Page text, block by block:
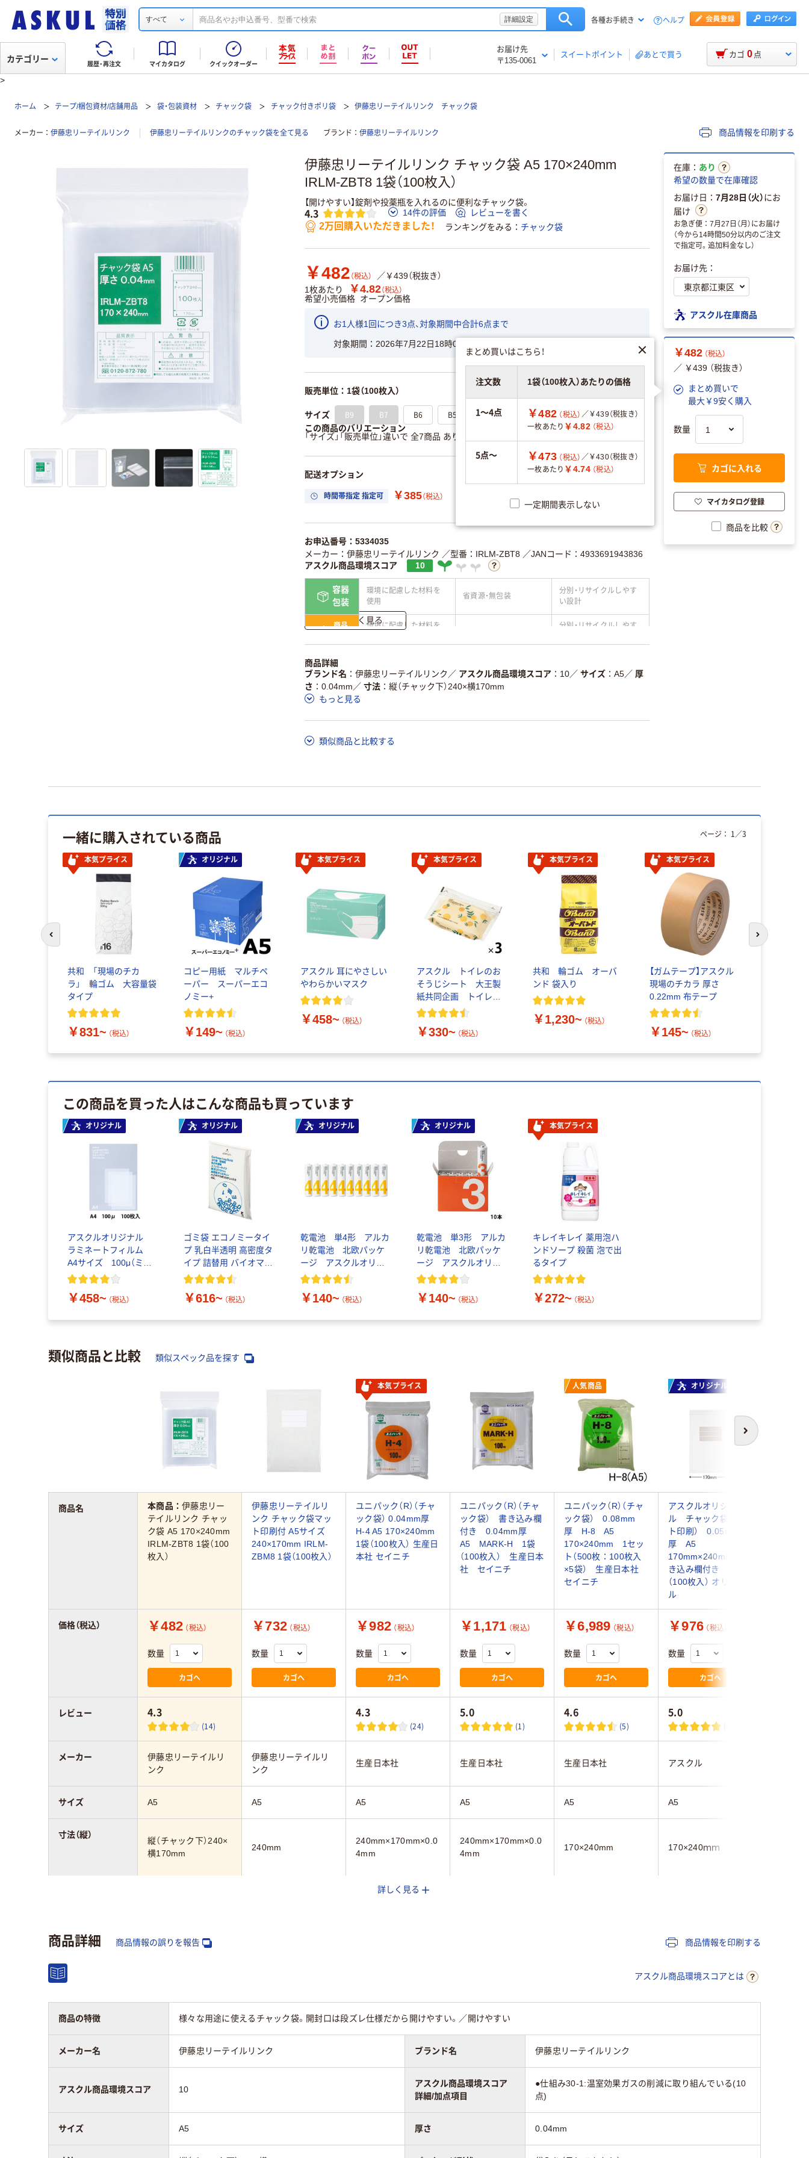
すべて 詳細設定 各種お手続き ヘルプ
履歴・再注文 マイカタログ クイックオーダー
お届け先
〒135-0061
スイートポイント あとで買う
カテゴリー カゴ 0 点
>
ホーム テープ/梱包資材/店舗用品 袋・包装資材 チャック袋 チャック付きポリ袋 伊藤忠リーテイルリンク チャック袋
メーカー 伊藤忠リーテイルリンク 伊藤忠リーテイルリンクのチャック袋を全て見る ブランド 伊藤忠リーテイルリンク 商品情報を印刷する
伊藤忠リーテイルリンク チャック袋 A5 170×240mm
IRLM-ZBT8 1袋（100枚入）
【開けやすい】錠剤や投薬瓶を入れるのに便利なチャック袋。
4.3 14件の評価 レビューを書く
2万回購入いただきました！ ランキングをみる チャック袋
￥482 （税込）
／￥439（税抜き）
1枚あたり
￥4.82（税込）
希望小売価格 オープン価格
お1人様1回につき3点、対象期間中合計6点まで
対象期間 2026年7月22日18時00分〜2026年7月29日23時59分
販売単位：1袋（100枚入）
サイズ B9 B7 B6 B5 A6 A4
この商品のバリエーション
「サイズ」「販売単位」違いで 全7商品 あります。
配送オプション
時間帯指定 指定可 ￥385（税込）
お申込番号：5334035
メーカー：伊藤忠リーテイルリンク ／型番：IRLM-ZBT8 ／JANコード：4933691943836
アスクル商品環境スコア
10
容器
包装
環境に配慮した材料を
使用
省資源・無包装
分別・リサイクルしやす
い設計
商品
環境に配慮した材料を
分別・リサイクルしやす
仕組
ある
ている
削減
この商品の環境配慮ポイントです。詳しくはページ下部の商品詳細「
ア詳細／加点項目
詳しく見る
商品詳細
ブランド名
伊藤忠リーテイルリンク ／ アスクル商品環境スコア 10／ サイズ A5／ 厚
さ
0.04mm ／ 寸法
縦（チャック下）240×横170mm
もっと見る
類似商品と比較する
在庫： あり
希望の数量で在庫確認
お届け日： 7月28日（火）にお
届け
お急ぎ便：7月27日（月）にお届け
（今から14時間50分以内のご注文
で指定可。追加料金なし）
お届け先：
アスクル在庫商品
￥482 （税込）
／ ￥439 （税抜き）
まとめ買いで
最大￥9安く購入
まとめ買いはこちら！
注文数 1袋（100枚入）あたりの価格
1～4点 ￥482 （税込） ／￥439（税抜き）
一枚あたり ￥4.82 （税込）
5点～ ￥473 （税込） ／￥430（税抜き）
一枚あたり ￥4.74 （税込）
一定期間表示しない
数量
カゴに入れる
マイカタログ登録
商品を比較
一緒に購入されている商品
本気プライス
共和 「現場のチカ
ラ」 輪ゴム 大容量袋
タイプ
￥831~ （税込）
オリジナル
コピー用紙 マルチペ
ーパー スーパーエコ
ノミー+
￥149~ （税込）
本気プライス
アスクル 耳にやさしい
やわらかいマスク
￥458~ （税込）
本気プライス
アスクル トイレのお
そうじシート 大王製
紙共同企画 トイレク
リーナー トイレシー
￥330~ （税込）
本気プライス
共和 輪ゴム オーバ
ンド 袋入り
￥1,230~ （税込）
本気プライス
【ガムテープ】アスクル
現場のチカラ 厚さ
0.22mm 布テープ
￥145~ （税込）
ページ： 1 ／3
次のスライド
この商品を買った人はこんな商品も買っています
オリジナル
アスクルオリジナル
ラミネートフィルム
A4サイズ 100μ（ミク
ロン）
￥458~ （税込）
オリジナル
ゴミ袋 エコノミータイ
プ 乳白半透明 高密度タ
イプ 詰替用 バイオマス
素材10％配合
￥616~ （税込）
オリジナル
乾電池 単4形 アルカ
リ乾電池 北欧パッケ
ージ アスクルオリジ
ナル
￥140~ （税込）
オリジナル
乾電池 単3形 アルカ
リ乾電池 北欧パッケ
ージ アスクルオリジ
ナル
￥140~ （税込）
本気プライス
キレイキレイ 薬用泡ハ
ンドソープ 殺菌 泡で出
るタイプ
￥272~ （税込）
類似商品と比較 類似スペック品を探す
次へ
本気プライス 人気商品 オリジナル
本商品：伊藤忠リー
テイルリンク チャッ
ク袋 A5 170×240mm
IRLM-ZBT8 1袋（100
枚入）
伊藤忠リーテイルリ
ンク チャック袋マッ
ト印刷付 A5サイズ
240×170mm IRLM-
ZBM8 1袋（100枚入）
ユニパック（R）（チャ
ック袋） 0.04mm厚
H-4 A5 170×240mm
1袋（100枚入） 生産日
本社 セイニチ
ユニパック（R）（チャ
ック袋） 書き込み欄
付き 0.04mm厚
A5 MARK-H 1袋
（100枚入） 生産日本
社 セイニチ
ユニパック（R）（チャ
ック袋） 0.08mm
厚 H-8 A5
170×240mm 1セッ
ト（500枚：100枚入
×5袋） 生産日本社
セイニチ
アスクルオリジナ
ル チャック袋（マッ
ト印刷） 0.05mm
厚 A5
170mm×240mm 書
き込み欄付き 1袋
（100枚入） オリジナ
ル
￥482 （税込）
数量
カゴへ
￥732 （税込）
数量
カゴへ
￥982 （税込）
数量
カゴへ
￥1,171 （税込）
数量
カゴへ
￥6,989 （税込）
数量
カゴへ
￥976 （税込）
数量
カゴへ
4.3
(14)
4.3
(24)
5.0
(1)
4.6
(5)
5.0
(8)
伊藤忠リーテイルリ
ンク
伊藤忠リーテイルリ
ンク
生産日本社 生産日本社 生産日本社 アスクル
A5 A5 A5 A5 A5 A5
縦（チャック下）240×
横170mm
240mm
240mm×170mm×0.0
4mm
240mm×170mm×0.0
4mm
170×240mm 170×240ｍｍ
袋入り（吊しひもな
袋入り（吊しひもな
25
商品名
価格（税込）
レビュー
メーカー
サイズ
寸法（縦）
袋の種類
スコア
詳しく見る
商品詳細 商品情報の誤りを報告 商品情報を印刷する
アスクル商品環境スコアとは
商品の特徴 様々な用途に使えるチャック袋。開封口は段ズレ仕様だから開けやすい。／開けやすい
メーカー名 伊藤忠リーテイルリンク ブランド名 伊藤忠リーテイルリンク
アスクル商品環境スコア 10
アスクル商品環境スコア
詳細/加点項目
●仕組み30-1:温室効果ガスの削減に取り組んでいる(10
点)
サイズ A5 厚さ 0.04mm